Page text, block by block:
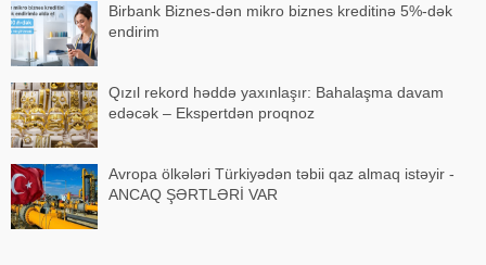
Birbank Biznes-dən mikro biznes kreditinə 5%-dək
endirim
Qızıl rekord həddə yaxınlaşır: Bahalaşma davam
edəcək – Ekspertdən proqnoz
Avropa ölkələri Türkiyədən təbii qaz almaq istəyir -
ANCAQ ŞƏRTLƏRİ VAR